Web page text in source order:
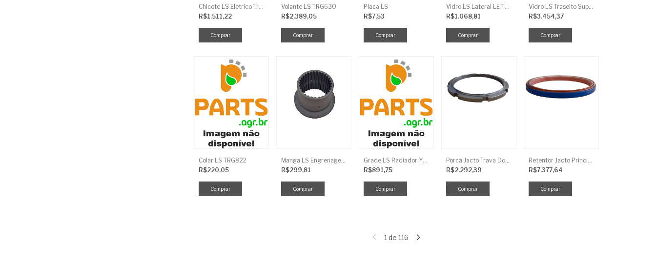
Chicote LS Eletrico Traseiro TRG730FCI
R$1.511,22
Volante LS TRG630
R$2.389,05
Placa LS
R$7,53
Vidro LS Lateral LE TRG863
R$1.068,81
Vidro LS Traseito Superior TR
R$3.454,37
Colar LS TRG822
R$220,05
Manga LS Engrenagem TRG281
R$299,81
Grade LS Radiador YMR TRG170
R$891,75
Porca Jacto Trava Dos Rolamentos
R$2.292,39
Retentor Jacto Principal
R$7.377,64
1 de 116